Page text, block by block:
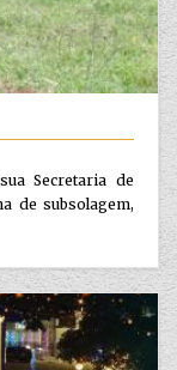
Secretaria de
de subsolagem,